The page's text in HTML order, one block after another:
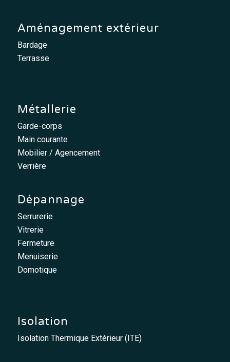
Aménagement extérieur
Bardage
Terrasse
Métallerie
Garde-corps
Main courante
Mobilier / Agencement
Verrière
Dépannage
Serrurerie
Vitrerie
Fermeture
Menuiserie
Domotique
Isolation
Isolation Thermique Extérieur (ITE)